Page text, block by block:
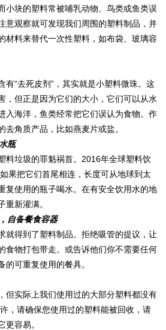
小块的塑料常被哺乳动物、鸟类或鱼类误
意观察就可发现我们周围的塑料制品，并
材料来替代一次性塑料，如布袋、玻璃容
有“去死皮剂”，其实就是小塑料微珠。这
，但正是因为它们的大小，它们可以从水
入海洋，鱼类经常把它们误认为食物。作
去角质产品，比如燕麦片或盐。
瓶
料垃圾的罪魁祸首。2016年全球塑料饮
果把它们首尾相连，长度可从地球到太
复使用的瓶子喝水。在有安全饮用水的地
重新灌满。
自备餐食容器
就得到了塑料制品。拒绝吸管的提议，让
食物打包带走。或告诉他们你不需要任何
的可重复使用的餐具。
但实际上我们使用过的大部分塑料都没有
，请确保您使用过的塑料能被回收，请
更容易。